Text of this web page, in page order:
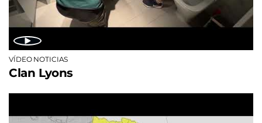
VÍDEO NOTICIAS
Clan Lyons